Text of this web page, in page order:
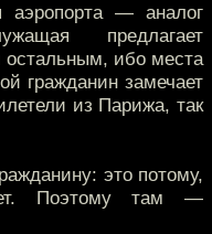
— аналог
предлагает
остальным, ибо места
гражданин замечает
из Парижа, так
это потому,
Поэтому там —